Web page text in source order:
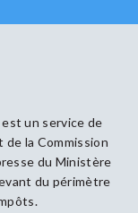
un service de
de la Commission
du Ministère
du périmètre